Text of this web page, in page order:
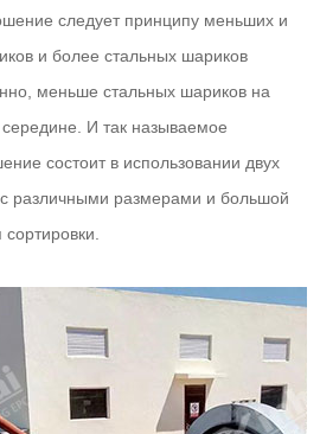
следует принципу меньших и
и более стальных шариков
меньше стальных шариков на
И так называемое
состоит в использовании двух
различными размерами и большой